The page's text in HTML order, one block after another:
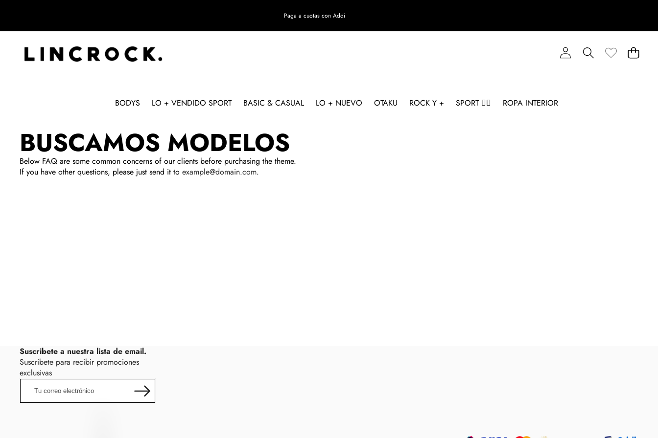
Paga a cuotas con Addi
BODYS LO + VENDIDO SPORT BASIC & CASUAL LO + NUEVO OTAKU ROCK Y + SPORT 🏋️‍♂️ ROPA INTERIOR
BUSCAMOS MODELOS
Below FAQ are some common concerns of our clients before purchasing the theme.
If you have other questions, please just send it to example@domain.com.
Suscribete a nuestra lista de email.
Suscríbete para recibir promociones
exclusivas
correo
electrónico